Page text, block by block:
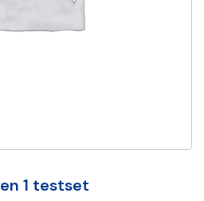
1 testset